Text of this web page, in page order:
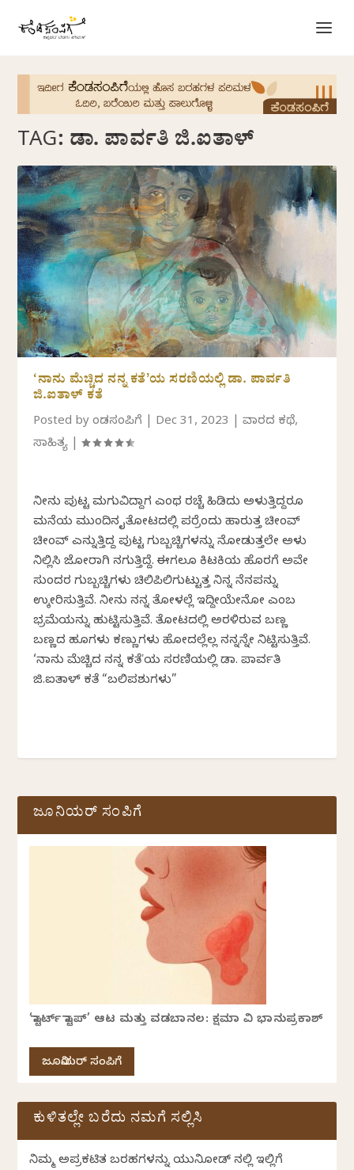
TAG: ಡಾ. ಪಾರ್ವತಿ ಜಿ.ಐತಾಳ್
‘ನಾನು ಮೆಚ್ಚಿದ ನನ್ನ ಕತೆʼಯ ಸರಣಿಯಲ್ಲಿ ಡಾ. ಪಾರ್ವತಿ
ಜಿ.ಐತಾಳ್ ಕತೆ
Posted byಕೆಂಡಸಂಪಿಗೆ Dec 31, 2023 |ವಾರದ ಕಥೆ,
ಸಾಹಿತ್ಯ |
ನೀನು ಪುಟ್ಟ ಮಗುವಿದ್ದಾಗ ಎಂಥ ರಚ್ಚೆ ಹಿಡಿದು ಅಳುತ್ತಿದ್ದರೂ
ಮನೆಯ ಮುಂದಿನ ಕೈತೋಟದಲ್ಲಿ ಪರ‍್ರೆಂದು ಹಾರುತ್ತ ಚೀಂವ್
ಚೀಂವ್ ಎನ್ನುತ್ತಿದ್ದ ಪುಟ್ಟ ಗುಬ್ಬಚ್ಚಿಗಳನ್ನು ನೋಡುತ್ತಲೇ ಅಳು
ನಿಲ್ಲಿಸಿ ಜೋರಾಗಿ ನಗುತ್ತಿದ್ದೆ. ಈಗಲೂ ಕಿಟಕಿಯ ಹೊರಗೆ ಅವೇ
ಸುಂದರ ಗುಬ್ಬಚ್ಚಿಗಳು ಚಿಲಿಪಿಲಿಗುಟ್ಟುತ್ತ ನಿನ್ನ ನೆನಪನ್ನು
ಉಕ್ಕೇರಿಸುತ್ತಿವೆ. ನೀನು ನನ್ನ ತೋಳಲ್ಲೆ ಇದ್ದೀಯೇನೋ ಎಂಬ
ಭ್ರಮೆಯನ್ನು ಹುಟ್ಟಿಸುತ್ತಿವೆ. ತೋಟದಲ್ಲಿ ಅರಳಿರುವ ಬಣ್ಣ
ಬಣ್ಣದ ಹೂಗಳು ಕಣ್ಣುಗಳು ಹೋದಲ್ಲೆಲ್ಲ ನನ್ನನ್ನೇ ನಿಟ್ಟಿಸುತ್ತಿವೆ.
‘ನಾನು ಮೆಚ್ಚಿದ ನನ್ನ ಕತೆʼಯ ಸರಣಿಯಲ್ಲಿ ಡಾ. ಪಾರ್ವತಿ
ಜಿ.ಐತಾಳ್ ಕತೆ “ಬಲಿಪಶುಗಳು”
ಜೂನಿಯರ್ ಸಂಪಿಗೆ
‘ಸ್ಟಾರ್ಟ್ ಸ್ಟಾಪ್’ ಆಟ ಮತ್ತು ವಡಬಾನಲ: ಕ್ಷಮಾ ವಿ ಭಾನುಪ್ರಕಾಶ್
ಜೂನಿಯರ್ ಸಂಪಿಗೆ
ಕುಳಿತಲ್ಲೇ ಬರೆದು ನಮಗೆ ಸಲ್ಲಿಸಿ
ನಿಮ್ಮ ಅಪ್ರಕಟಿತ ಬರಹಗಳನ್ನು ಯುನಿಕೋಡ್ ನಲ್ಲಿ ಇಲ್ಲಿಗೆ